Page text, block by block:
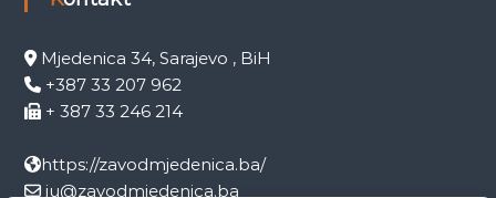
Mjedenica 34, Sarajevo , BiH
+387 33 207 962
+ 387 33 246 214
https://zavodmjedenica.ba/
ju@zavodmjedenica.ba